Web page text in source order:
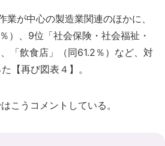
が中心の製造業関連のほかに、
）、9位「社会保険・社会福祉・
「飲食店」（同61.2％）など、対
【再び図表４】。
こうコメントしている。